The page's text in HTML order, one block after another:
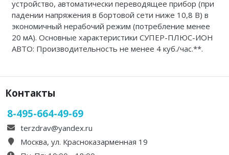
устройство, автоматически переводящее прибор (при
падении напряжения в бортовой сети ниже 10,8 В) в
экономичный нерабочий режим (потребление менее
20 мА). Основные характеристики СУПЕР-ПЛЮС-ИОН
АВТО: Производительность не менее 4 куб./час.**.
Контакты
8-495-664-49-69
terzdrav@yandex.ru
Москва, ул. Красноказарменная 19